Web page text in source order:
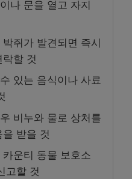
나 문을 열고 자지
쥐가 발견되면 즉시
할 것
있는 음식이나 사료
비누와 물로 상처를
받을 것
운티 동물 보호소
고할 것